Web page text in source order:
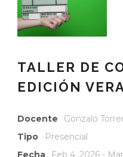
TALLER DE
EDICIÓN
Docente
Gonzalo
Tipo
Presencial
Fecha
Feb 4, 2026 -